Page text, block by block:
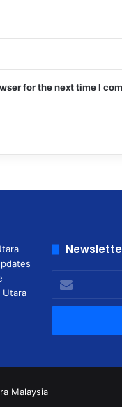
for the next time I
your
Email
Malaysia